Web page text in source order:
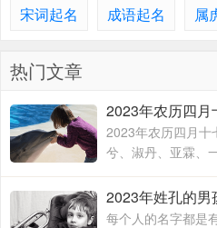
宋词起名
成语起名 属
热门文章
2023年农历四月十
兮、淑丹、亚霖、
卉、冰馨、伶瑶、
佑、书玮、彤晴、
每个人的名字都是